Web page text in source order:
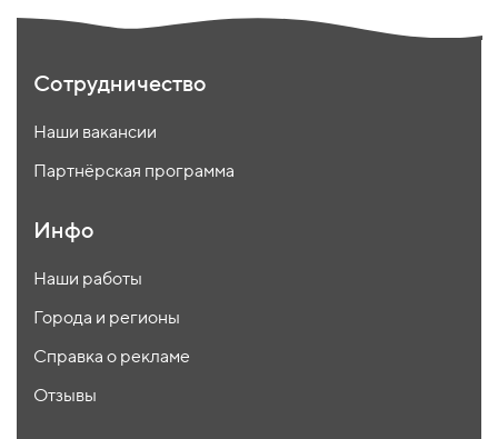
Сотрудничество
Наши вакансии
Партнёрская программа
Инфо
Наши работы
Города и регионы
Справка о рекламе
Отзывы